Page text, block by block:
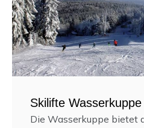
Skilifte Wasserkuppe
Die Wasserkuppe bietet